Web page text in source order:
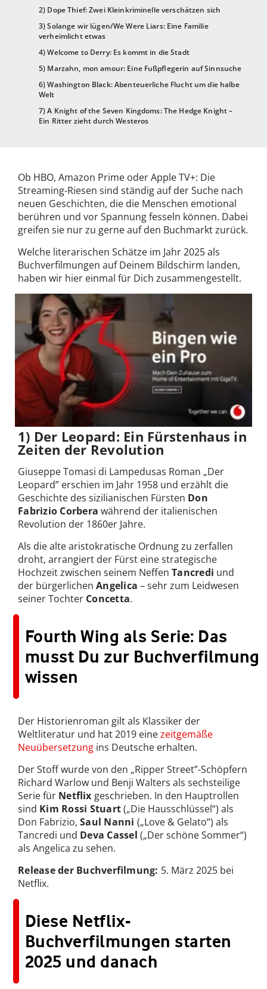
2) Dope Thief: Zwei Kleinkriminelle verschätzen sich
3) Solange wir lügen/We Were Liars: Eine Familie
verheimlicht etwas
4) Welcome to Derry: Es kommt in die Stadt
5) Marzahn, mon amour: Eine Fußpflegerin auf Sinnsuche
6) Washington Black: Abenteuerliche Flucht um die halbe
Welt
7) A Knight of the Seven Kingdoms: The Hedge Knight –
Ein Ritter zieht durch Westeros
Ob HBO, Amazon Prime oder Apple TV+: Die
Streaming-Riesen sind ständig auf der Suche nach
neuen Geschichten, die die Menschen emotional
berühren und vor Spannung fesseln können. Dabei
greifen sie nur zu gerne auf den Buchmarkt zurück.
Welche literarischen Schätze im Jahr 2025 als
Buchverfilmungen auf Deinem Bildschirm landen,
haben wir hier einmal für Dich zusammengestellt.
1) Der Leopard: Ein Fürstenhaus in
Zeiten der Revolution
Giuseppe Tomasi di Lampedusas Roman „Der
Leopard” erschien im Jahr 1958 und erzählt die
Geschichte des sizilianischen Fürsten Don
Fabrizio Corbera während der italienischen
Revolution der 1860er Jahre.
Als die alte aristokratische Ordnung zu zerfallen
droht, arrangiert der Fürst eine strategische
Hochzeit zwischen seinem Neffen Tancredi und
der bürgerlichen Angelica – sehr zum Leidwesen
seiner Tochter Concetta.
Fourth Wing als Serie: Das
musst Du zur Buchverfilmung
wissen
Der Historienroman gilt als Klassiker der
Weltliteratur und hat 2019 einezeitgemäße
Neuübersetzung ins Deutsche erhalten.
Der Stoff wurde von den „Ripper Street”-Schöpfern
Richard Warlow und Benji Walters als sechsteilige
Serie für Netflix geschrieben. In den Hauptrollen
sind Kim Rossi Stuart(„Die Hausschlüssel“) als
Don Fabrizio, Saul Nanni („Love & Gelato“) als
Tancredi und Deva Cassel („Der schöne Sommer“)
als Angelica zu sehen.
Release der Buchverfilmung: 5. März 2025 bei
Netflix.
Diese Netflix-
Buchverfilmungen starten
2025 und danach